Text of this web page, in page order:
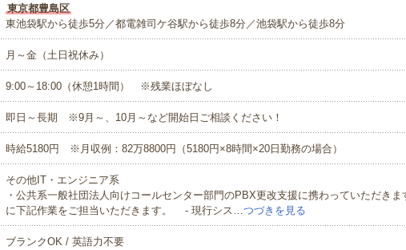
東京都豊島区
東池袋駅から徒歩5分／都電雑司ケ谷駅から徒歩8分／池袋駅から徒歩8分
月～金（土日祝休み）
9:00～18:00（休憩1時間） ※残業ほぼなし
即日～長期 ※9月～、10月～など開始日ご相談ください！
時給5180円 ※月収例：82万8800円（5180円×8時間×20日勤務の場合）
その他IT・エンジニア系
・公共系一般社団法人向けコールセンター部門のPBX更改支援に携わっていただきま
に下記作業をご担当いただきます。 - 現行シス…つづきを見る
ブランクOK / 英語力不要